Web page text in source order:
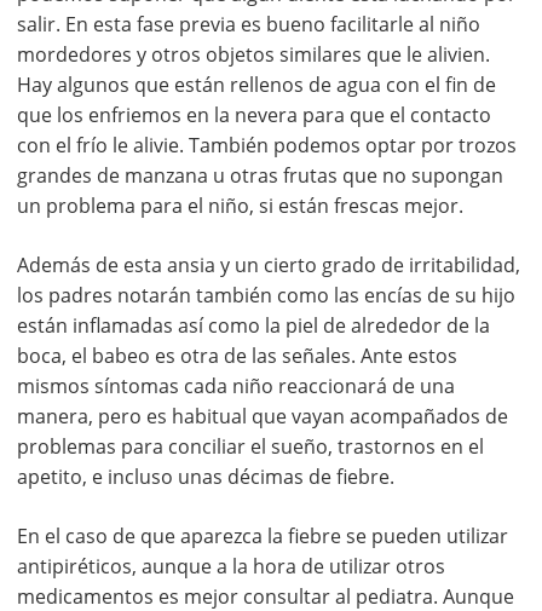
salir. En esta fase previa es bueno facilitarle al niño
mordedores y otros objetos similares que le alivien.
Hay algunos que están rellenos de agua con el fin de
que los enfriemos en la nevera para que el contacto
con el frío le alivie. También podemos optar por trozos
grandes de manzana u otras frutas que no supongan
un problema para el niño, si están frescas mejor.
Además de esta ansia y un cierto grado de irritabilidad,
los padres notarán también como las encías de su hijo
están inflamadas así como la piel de alrededor de la
boca, el babeo es otra de las señales. Ante estos
mismos síntomas cada niño reaccionará de una
manera, pero es habitual que vayan acompañados de
problemas para conciliar el sueño, trastornos en el
apetito, e incluso unas décimas de fiebre.
En el caso de que aparezca la fiebre se pueden utilizar
antipiréticos, aunque a la hora de utilizar otros
medicamentos es mejor consultar al pediatra. Aunque